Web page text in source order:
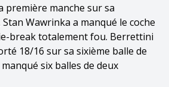
première manche sur sa
Wawrinka a manqué le coche
break totalement fou. Berrettini
18/16 sur sa sixième balle de
six balles de deux